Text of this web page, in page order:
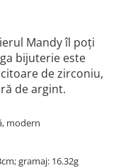
Mandy îl poți
bijuterie este
de zirconiu,
de argint.
modern
gramaj: 16.32g